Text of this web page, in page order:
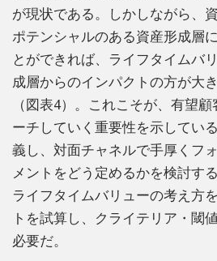
が現状である。しかしながら、
ポテンシャルのある資産形成層
とができれば、ライフタイムバ
成層からのインパクトの方が大
（図表4）。これこそが、有望
ーチしていく重要性を示してい
義し、対面チャネルで手厚くフ
メントをどう定めるかを検討す
ライフタイムバリューの考え方
トを試算し、クライテリア・閾
必要だ。